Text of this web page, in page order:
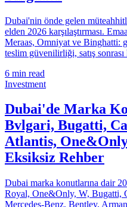
Dubai'nin önde gelen
elden 2026 karşılaştırması.
Meraas, Omniyat ve Binghatti:
teslim güvenilirliği, satış
6 min read
Investment
Dubai'de Marka
Bvlgari, Bugatti,
Atlantis,
Eksiksiz Rehber
Dubai marka konutlarına dair
Royal, One&Only, W, Bugatti,
Mercedes-Benz, Bentley,